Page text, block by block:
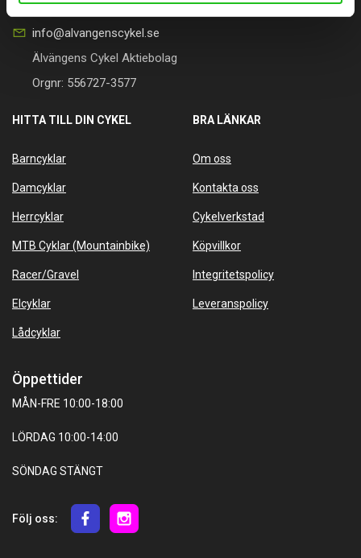
Göteborgsvägen 58, 446 32 Älvängen
info@alvangenscykel.se
Älvängens Cykel Aktiebolag
Orgnr: 556727-3577
HITTA TILL DIN CYKEL
Barncyklar
Damcyklar
Herrcyklar
MTB Cyklar (Mountainbike)
Racer/Gravel
Elcyklar
Lådcyklar
BRA LÄNKAR
Om oss
Kontakta oss
Cykelverkstad
Köpvillkor
Integritetspolicy
Leveranspolicy
Öppettider
MÅN-FRE 10:00-18:00
LÖRDAG 10:00-14:00
SÖNDAG STÄNGT
Följ oss: